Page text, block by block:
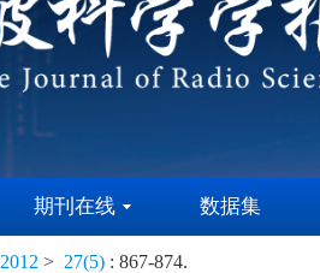
期刊在线 数据集
2012 > 27(5) : 867-874.